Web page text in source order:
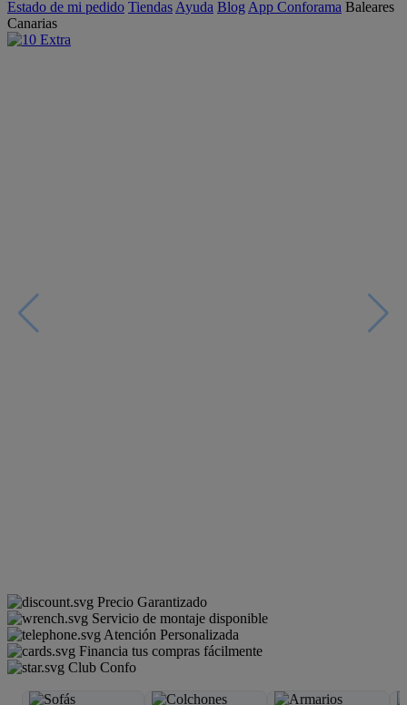
Estado de mi pedido Tiendas Ayuda Blog App Conforama Baleares
Canarias
Precio Garantizado
Servicio de montaje disponible
Atención Personalizada
Financia tus compras fácilmente
Club Confo